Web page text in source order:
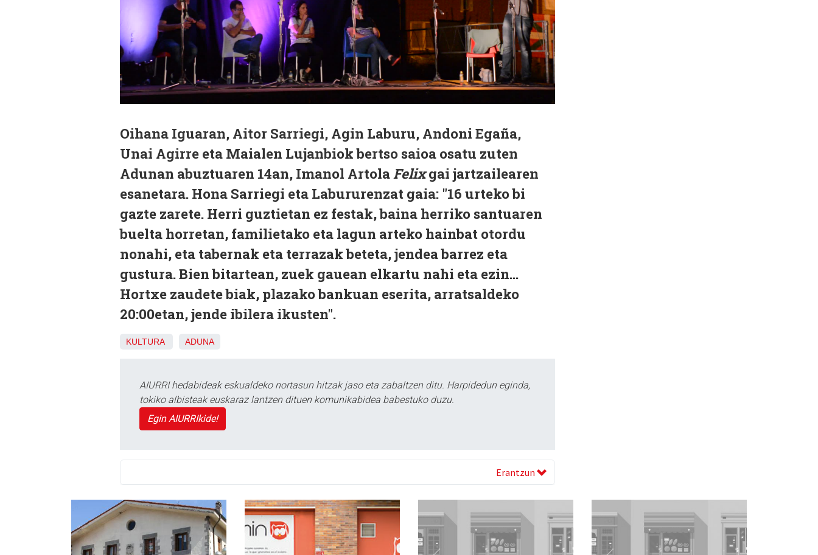
Oihana Iguaran, Aitor Sarriegi, Agin Laburu, Andoni Egaña,
Unai Agirre eta Maialen Lujanbiok bertso saioa osatu zuten
Adunan abuztuaren 14an, Imanol ArtolaFelixgai jartzailearen
esanetara. Hona Sarriegi eta Labururenzat gaia: "16 urteko bi
gazte zarete. Herri guztietan ez festak, baina herriko santuaren
buelta horretan, familietako eta lagun arteko hainbat otordu
nonahi, eta tabernak eta terrazak beteta, jendea barrez eta
gustura. Bien bitartean, zuek gauean elkartu nahi eta ezin...
Hortxe zaudete biak, plazako bankuan eserita, arratsaldeko
20:00etan, jende ibilera ikusten".
KULTURA ADUNA
AIURRI hedabideak eskualdeko nortasun hitzak jaso eta zabaltzen ditu. Harpidedun eginda,
tokiko albisteak euskaraz lantzen dituen komunikabidea babestuko duzu.
Egin AIURRIkide!
Erantzun